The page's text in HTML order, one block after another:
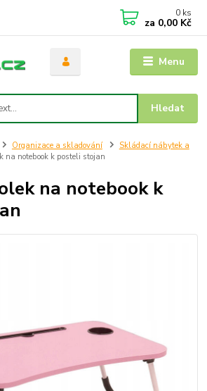
Menu
Hledat
0 ks
za 0,00 Kč
Organizace a skladování
Skládací nábytek a
na notebook k posteli stojan
na notebook k